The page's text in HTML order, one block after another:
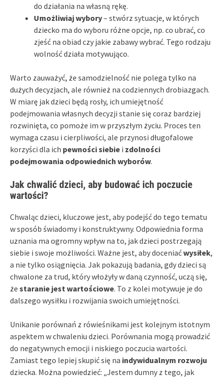
do działania na własną rękę.
Umożliwiaj wybory– stwórz sytuacje, w których
dziecko ma do wyboru różne opcje, np. co ubrać, co
zjeść na obiad czy jakie zabawy wybrać. Tego rodzaju
wolność działa motywująco.
Warto zauważyć, że samodzielność nie polega tylko na
dużych decyzjach, ale również na codziennych drobiazgach.
W miarę jak dzieci będą rosły, ich umiejętność
podejmowania własnych decyzji stanie się coraz bardziej
rozwinięta, co pomoże im w przyszłym życiu. Proces ten
wymaga czasu i cierpliwości, ale przynosi długofalowe
korzyści dla ich pewności siebie i zdolności
podejmowania odpowiednich wyborów.
Jak chwalić dzieci, aby budować ich poczucie
wartości?
Chwaląc dzieci, kluczowe jest, aby podejść do tego tematu
w sposób świadomy i konstruktywny. Odpowiednia forma
uznania ma ogromny wpływ na to, jak dzieci postrzegają
siebie i swoje możliwości. Ważne jest, aby doceniaćwysiłek,
a nie tylko osiągnięcia. Jak pokazują badania, gdy dzieci są
chwalone za trud, który włożyły w daną czynność, uczą się,
że staranie jest wartościowe. To z kolei motywuje je do
dalszego wysiłku i rozwijania swoich umiejętności.
Unikanie porównań z rówieśnikami jest kolejnym istotnym
aspektem w chwaleniu dzieci. Porównania mogą prowadzić
do negatywnych emocji i niskiego poczucia wartości.
Zamiast tego lepiej skupić się na indywidualnym rozwoju
dziecka. Można powiedzieć: „Jestem dumny z tego, jak